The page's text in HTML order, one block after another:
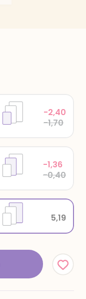
5,19
-1,36
-0,40
-2,40
-1,70